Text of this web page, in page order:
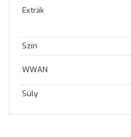
Extrák
Szín
WWAN
Súly